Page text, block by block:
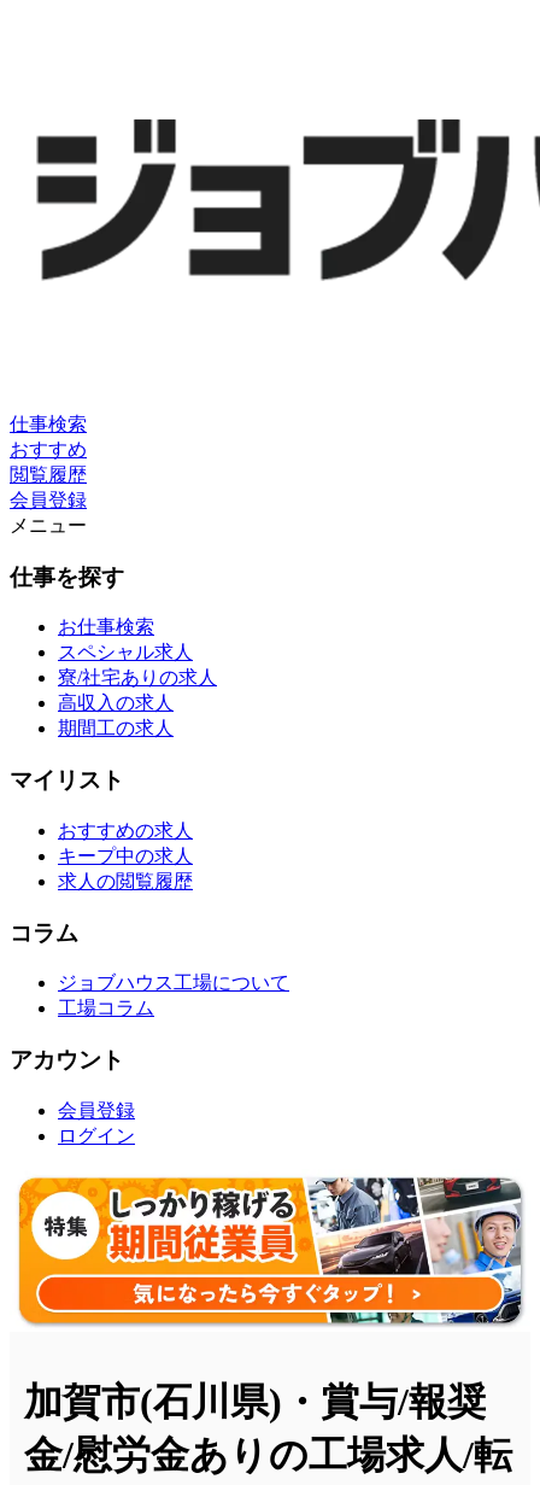
仕事検索
おすすめ
閲覧履歴
会員登録
メニュー
仕事を探す
お仕事検索
スペシャル求人
寮/社宅ありの求人
高収入の求人
期間工の求人
マイリスト
おすすめの求人
キープ中の求人
求人の閲覧履歴
コラム
ジョブハウス工場について
工場コラム
アカウント
会員登録
ログイン
加賀市(石川県)・賞与/報奨
金/慰労金ありの工場求人/転